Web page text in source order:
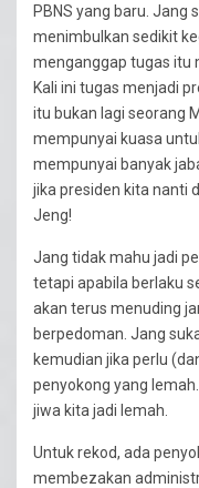
PBNS yang baru. Jang
menimbulkan sedikit
menganggap tugas itu
Kali ini tugas menjadi
itu bukan lagi seorang
mempunyai kuasa
mempunyai banyak
jika presiden kita nanti
Jeng!
Jang tidak mahu jadi
tetapi apabila berlaku
akan terus menuding
berpedoman. Jang
kemudian jika perlu
penyokong yang
jiwa kita jadi lemah.
Untuk rekod, ada
membezakan